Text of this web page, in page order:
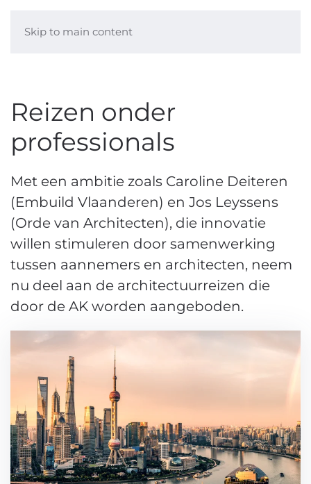
Skip to main content
Reizen onder
professionals
Met een ambitie zoals Caroline Deiteren
(Embuild Vlaanderen) en Jos Leyssens
(Orde van Architecten), die innovatie
willen stimuleren door samenwerking
tussen aannemers en architecten, neem
nu deel aan de architectuurreizen die
door de AK worden aangeboden.